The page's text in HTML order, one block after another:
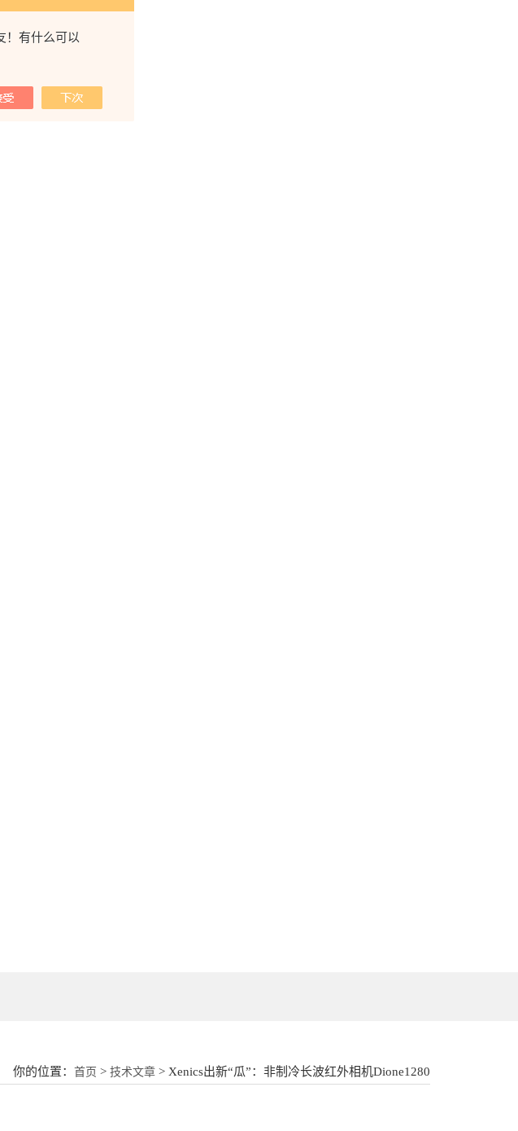
！有什么可以
你的位置：首页 >技术文章 > Xenics出新“瓜”：非制冷长波红外相机Dione1280